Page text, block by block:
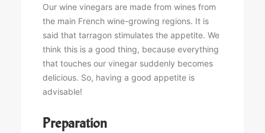
Our wine vinegars are made from wines from
the main French wine-growing regions. It is
said that tarragon stimulates the appetite. We
think this is a good thing, because everything
that touches our vinegar suddenly becomes
delicious. So, having a good appetite is
advisable!
Preparation